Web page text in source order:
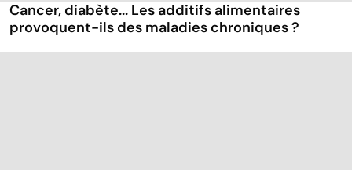
Cancer, diabète... Les additifs alimentaires
provoquent-ils des maladies chroniques ?